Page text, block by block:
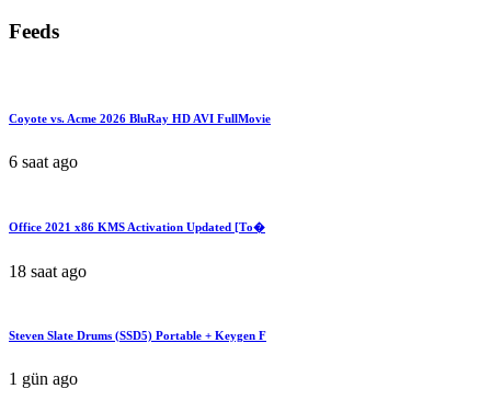
Feeds
Coyote vs. Acme 2026 BluRay HD AVI FullMovie
6 saat ago
Office 2021 x86 KMS Activation Updated [Тo�
18 saat ago
Steven Slate Drums (SSD5) Portable + Keygen F
1 gün ago